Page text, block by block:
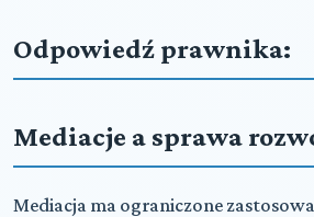
Odpowiedź prawnika:
Mediacje a sprawa
Mediacja ma ograniczone